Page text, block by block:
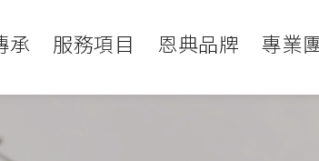
承 服務項目 恩典品牌 專業